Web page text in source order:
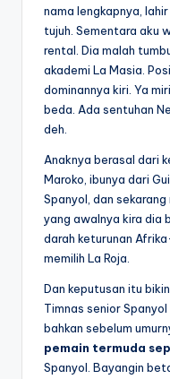
nama lengkapnya,
tujuh. Sementara aku
rental. Dia malah
akademi La Masia.
dominannya kiri. Ya
beda. Ada sentuhan
deh.
Anaknya berasal dari
Maroko, ibunya dari
Spanyol, dan
yang awalnya kira dia
darah keturunan
memilih La Roja.
Dan keputusan itu
Timnas senior
bahkan sebelum
pemain termuda
Spanyol. Bayangin